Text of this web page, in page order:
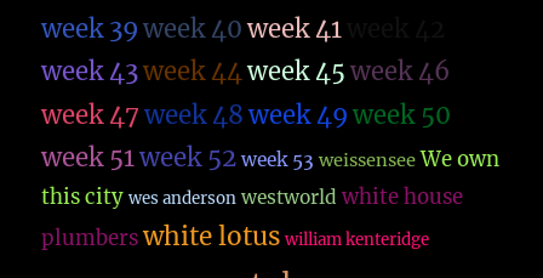
week 39 week 40 week 41
week 43week 44week 45 week 46
week 47 week 48 week 49 week 50
week 51week 52 week 53 weissensee We own
this city wes anderson westworld white house
plumbers white lotus william kenteridge